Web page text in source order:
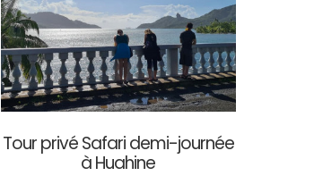
Tour privé Safari demi-journée
à Huahine